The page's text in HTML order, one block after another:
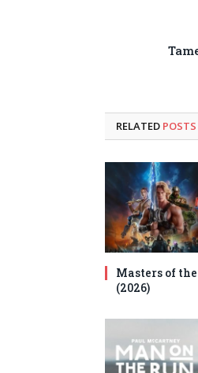
RELATED POSTS
Masters of
(2026)